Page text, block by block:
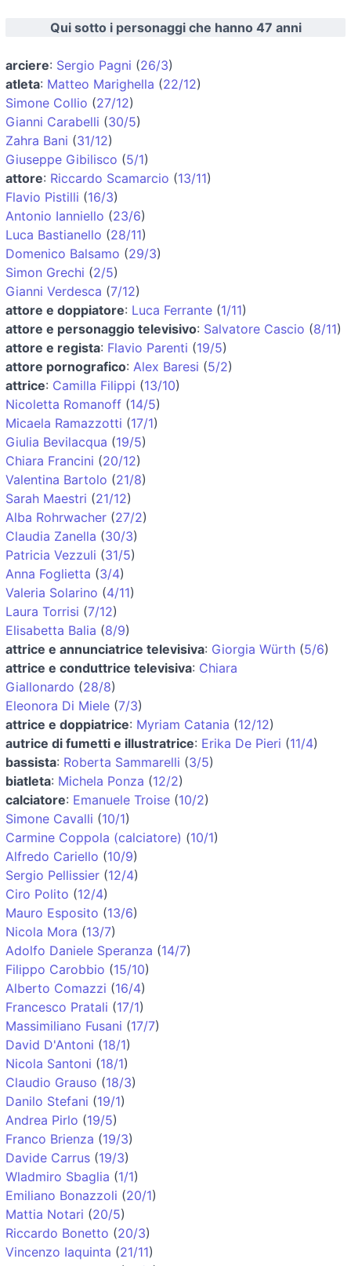
Qui sotto i personaggi che hanno 47 anni
arciere: Sergio Pagni (26/3)
atleta: Matteo Marighella (22/12)
Simone Collio (27/12)
Gianni Carabelli (30/5)
Zahra Bani (31/12)
Giuseppe Gibilisco (5/1)
attore: Riccardo Scamarcio (13/11)
Flavio Pistilli (16/3)
Antonio Ianniello (23/6)
Luca Bastianello (28/11)
Domenico Balsamo (29/3)
Simon Grechi (2/5)
Gianni Verdesca (7/12)
attore e doppiatore: Luca Ferrante (1/11)
attore e personaggio televisivo: Salvatore Cascio (8/11)
attore e regista: Flavio Parenti (19/5)
attore pornografico: Alex Baresi (5/2)
attrice: Camilla Filippi (13/10)
Nicoletta Romanoff (14/5)
Micaela Ramazzotti (17/1)
Giulia Bevilacqua (19/5)
Chiara Francini (20/12)
Valentina Bartolo (21/8)
Sarah Maestri (21/12)
Alba Rohrwacher (27/2)
Claudia Zanella (30/3)
Patricia Vezzuli (31/5)
Anna Foglietta (3/4)
Valeria Solarino (4/11)
Laura Torrisi (7/12)
Elisabetta Balia (8/9)
attrice e annunciatrice televisiva: Giorgia Würth (5/6)
attrice e conduttrice televisiva: Chiara
Giallonardo (28/8)
Eleonora Di Miele (7/3)
attrice e doppiatrice: Myriam Catania (12/12)
autrice di fumetti e illustratrice: Erika De Pieri (11/4)
bassista: Roberta Sammarelli (3/5)
biatleta: Michela Ponza (12/2)
calciatore: Emanuele Troise (10/2)
Simone Cavalli (10/1)
Carmine Coppola (calciatore) (10/1)
Alfredo Cariello (10/9)
Sergio Pellissier (12/4)
Ciro Polito (12/4)
Mauro Esposito (13/6)
Nicola Mora (13/7)
Adolfo Daniele Speranza (14/7)
Filippo Carobbio (15/10)
Alberto Comazzi (16/4)
Francesco Pratali (17/1)
Massimiliano Fusani (17/7)
David D'Antoni (18/1)
Nicola Santoni (18/1)
Claudio Grauso (18/3)
Danilo Stefani (19/1)
Andrea Pirlo (19/5)
Franco Brienza (19/3)
Davide Carrus (19/3)
Wladmiro Sbaglia (1/1)
Emiliano Bonazzoli (20/1)
Mattia Notari (20/5)
Riccardo Bonetto (20/3)
Vincenzo Iaquinta (21/11)